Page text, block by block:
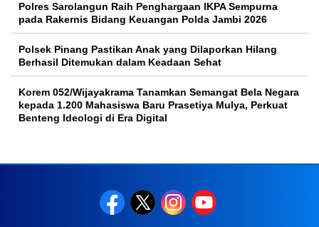
Polres Sarolangun Raih Penghargaan IKPA Sempurna
pada Rakernis Bidang Keuangan Polda Jambi 2026
Polsek Pinang Pastikan Anak yang Dilaporkan Hilang
Berhasil Ditemukan dalam Keadaan Sehat
Korem 052/Wijayakrama Tanamkan Semangat Bela Negara
kepada 1.200 Mahasiswa Baru Prasetiya Mulya, Perkuat
Benteng Ideologi di Era Digital